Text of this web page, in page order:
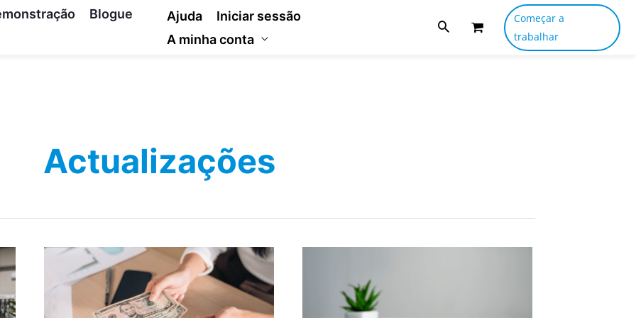
Blogue
Ajuda
Iniciar sessão
A minha conta
Começar a
trabalhar
Actualizações
Introdução
pagamentos
suporta